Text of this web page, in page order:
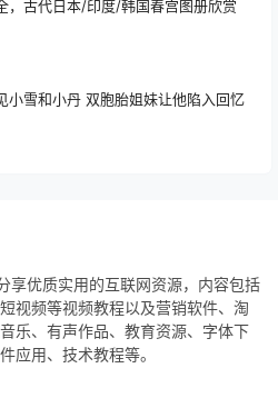
，古代日本/印度/韩国春宫图册欣赏
小雪和小丹 双胞胎姐妹让他陷入回忆
享优质实用的互联网资源，内容包括
视频等视频教程以及营销软件、淘
乐、有声作品、教育资源、字体下
应用、技术教程等。